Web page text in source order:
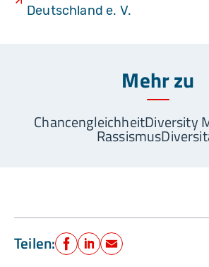
Deutschland e. V.
Mehr zu
ChancengleichheitDiversity
Rassismus
Teilen: Facebook
LinkedIn
E-Mail